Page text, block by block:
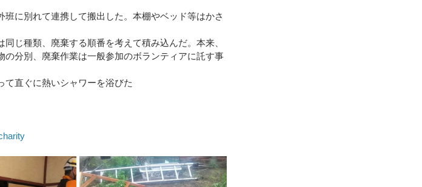
に別れて連携して搬出した。本棚やベッド等はかさ
じ種類、廃棄する順番を考えて積み込んだ。本来、
分別、廃棄作業は一般参加のボランティアに託す事
て直ぐに熱いシャワーを浴びた